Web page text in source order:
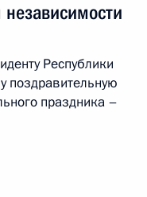
Республики
поздравительную
праздника –